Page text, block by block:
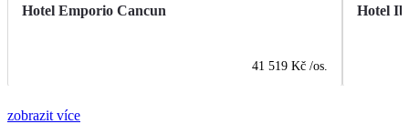
Hotel Emporio Cancun
41 519 Kč /os.
Hotel
zobrazit více